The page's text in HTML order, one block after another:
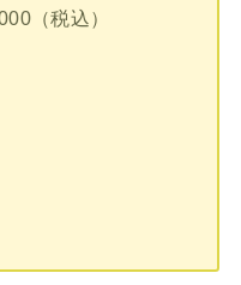
（税込）